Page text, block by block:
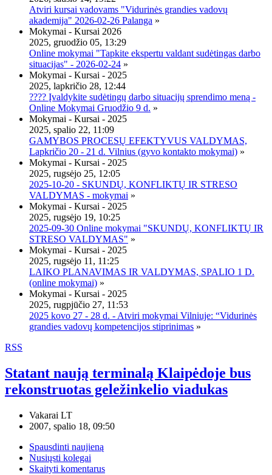
Atviri kursai vadovams "Vidurinės grandies vadovų
akademija" 2026-02-26 Palanga »
Mokymai - Kursai 2026
2025, gruodžio 05, 13:29
Online mokymai "Tapkite ekspertu valdant sudėtingas darbo
situacijas" - 2026-02-24 »
Mokymai - Kursai - 2025
2025, lapkričio 28, 12:44
???? Įvaldykite sudėtingų darbo situacijų sprendimo meną -
Online Mokymai Gruodžio 9 d. »
Mokymai - Kursai - 2025
2025, spalio 22, 11:09
GAMYBOS PROCESŲ EFEKTYVUS VALDYMAS,
Lapkričio 20 - 21 d. Vilnius (gyvo kontakto mokymai) »
Mokymai - Kursai - 2025
2025, rugsėjo 25, 12:05
2025-10-20 - SKUNDŲ, KONFLIKTŲ IR STRESO
VALDYMAS - mokymai »
Mokymai - Kursai - 2025
2025, rugsėjo 19, 10:25
2025-09-30 Online mokymai "SKUNDŲ, KONFLIKTŲ IR
STRESO VALDYMAS" »
Mokymai - Kursai - 2025
2025, rugsėjo 11, 11:25
LAIKO PLANAVIMAS IR VALDYMAS, SPALIO 1 D.
(online mokymai) »
Mokymai - Kursai - 2025
2025, rugpjūčio 27, 11:53
2025 kovo 27 - 28 d. - Atviri mokymai Vilniuje: “Vidurinės
grandies vadovų kompetencijos stiprinimas »
RSS
Statant naują terminalą Klaipėdoje bus
rekonstruotas geležinkelio viadukas
Vakarai LT
2007, spalio 18, 09:50
Spausdinti naujieną
Nusiųsti kolegai
Skaityti komentarus